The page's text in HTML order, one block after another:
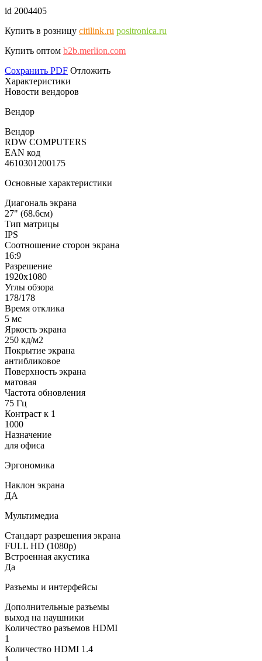
id 2004405
Купить в розницу citilink.ru positronica.ru
Купить оптом b2b.merlion.com
Сохранить PDF Отложить
Характеристики
Новости вендоров
Вендор
Вендор
RDW COMPUTERS
EAN код
4610301200175
Основные характеристики
Диагональ экрана
27" (68.6см)
Тип матрицы
IPS
Соотношение сторон экрана
16:9
Разрешение
1920x1080
Углы обзора
178/178
Время отклика
5 мс
Яркость экрана
250 кд/м2
Покрытие экрана
антибликовое
Поверхность экрана
матовая
Частота обновления
75 Гц
Контраст к 1
1000
Назначение
для офиса
Эргономика
Наклон экрана
ДА
Мультимедиа
Стандарт разрешения экрана
FULL HD (1080p)
Встроенная акустика
Да
Разъемы и интерфейсы
Дополнительные разъемы
выход на наушники
Количество разъемов HDMI
1
Количество HDMI 1.4